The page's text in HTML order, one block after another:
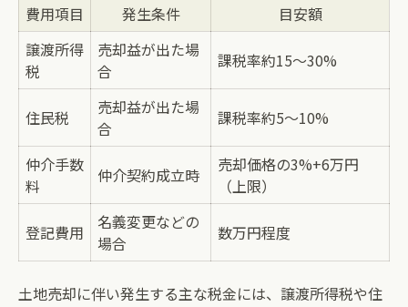
費用項目 発生条件
目安額
譲渡所得
税
売却益が出た場
合
課税率約15〜30%
住民税
売却益が出た場
合
課税率約5〜10%
仲介手数
料
仲介契約成立時
売却価格の3%+6万円
（上限）
登記費用
名義変更などの
場合
数万円程度
土地売却に伴い発生する主な税金には、譲渡所得税や住